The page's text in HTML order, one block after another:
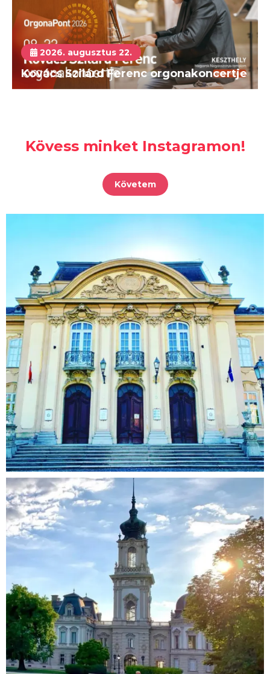
2026. augusztus 22.
Kovács Szilárd Ferenc orgonakoncertje
Kövess minket Instagramon!
Követem